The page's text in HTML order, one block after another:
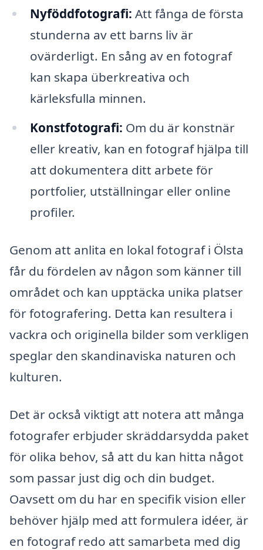
Nyföddfotografi: Att fånga de första
stunderna av ett barns liv är
ovärderligt. En sång av en fotograf
kan skapa überkreativa och
kärleksfulla minnen.
Konstfotografi: Om du är konstnär
eller kreativ, kan en fotograf hjälpa till
att dokumentera ditt arbete för
portfolier, utställningar eller online
profiler.
Genom att anlita en lokal fotograf i Ölsta
får du fördelen av någon som känner till
området och kan upptäcka unika platser
för fotografering. Detta kan resultera i
vackra och originella bilder som verkligen
speglar den skandinaviska naturen och
kulturen.
Det är också viktigt att notera att många
fotografer erbjuder skräddarsydda paket
för olika behov, så att du kan hitta något
som passar just dig och din budget.
Oavsett om du har en specifik vision eller
behöver hjälp med att formulera idéer, är
en fotograf redo att samarbeta med dig